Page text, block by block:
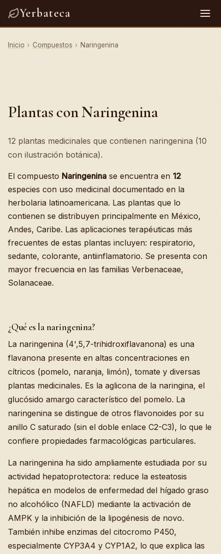
Yerbateca
Inicio › Compuestos › Naringenina
Plantas con Naringenina
12 plantas medicinales que contienen naringenina (10
con ilustración botánica).
El compuesto Naringenina se encuentra en 12
especies con uso medicinal documentado en la
herbolaria latinoamericana. Las plantas que lo
contienen se distribuyen principalmente en México,
Andes, Caribe. Las aplicaciones terapéuticas más
frecuentes de estas plantas incluyen: respiratorio,
sedante, colorante, antiinflamatorio. Se presenta con
mayor frecuencia en las familias Verbenaceae,
Solanaceae.
¿Qué es la naringenina?
La naringenina (4',5,7-trihidroxiflavanona) es una
flavanona presente en altas concentraciones en
cítricos (pomelo, naranja, limón), tomate y diversas
plantas medicinales. Es la aglicona de la naringina, el
glucósido amargo característico del pomelo. La
naringenina se distingue de otros flavonoides por su
anillo C saturado (sin el doble enlace C2-C3), lo que le
confiere propiedades farmacológicas particulares.
La naringenina ha sido ampliamente estudiada por su
actividad hepatoprotectora: reduce la esteatosis
hepática en modelos de enfermedad del hígado graso
no alcohólico (NAFLD) mediante la activación de
AMPK y la inhibición de la lipogénesis de novo.
También inhibe enzimas del citocromo P450,
especialmente CYP3A4 y CYP1A2, lo que explica las